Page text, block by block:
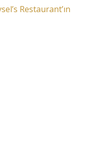
Restaurant’ın